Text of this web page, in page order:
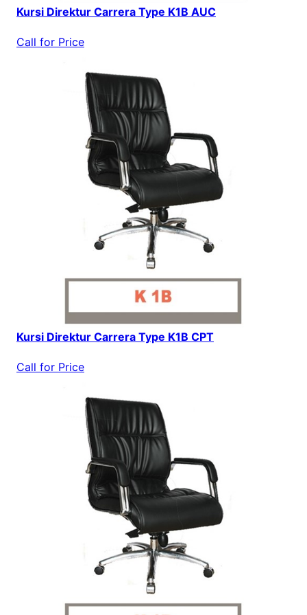
Kursi Direktur Carrera Type K1B AUC
Call for Price
Kursi Direktur Carrera Type K1B CPT
Call for Price